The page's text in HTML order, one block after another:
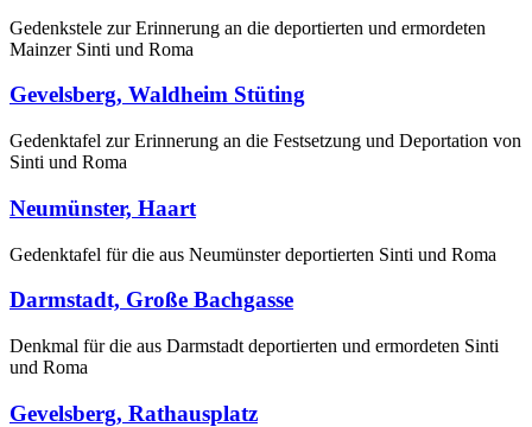
Gedenkstele zur Erinnerung an die deportierten und ermordeten
Mainzer Sinti und Roma
Gevelsberg, Waldheim Stüting
Gedenktafel zur Erinnerung an die Festsetzung und Deportation von
Sinti und Roma
Neumünster, Haart
Gedenktafel für die aus Neumünster deportierten Sinti und Roma
Darmstadt, Große Bachgasse
Denkmal für die aus Darmstadt deportierten und ermordeten Sinti
und Roma
Gevelsberg, Rathausplatz